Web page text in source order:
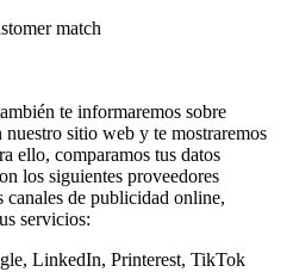
match
te informaremos sobre
nuestro sitio web y te mostraremos
ello, comparamos tus datos
los siguientes proveedores
canales de publicidad online,
servicios:
LinkedIn, Printerest, TikTok